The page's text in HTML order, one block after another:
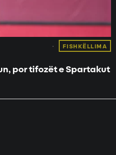
FISHKËLLIMA
por tifozët e Spartakut